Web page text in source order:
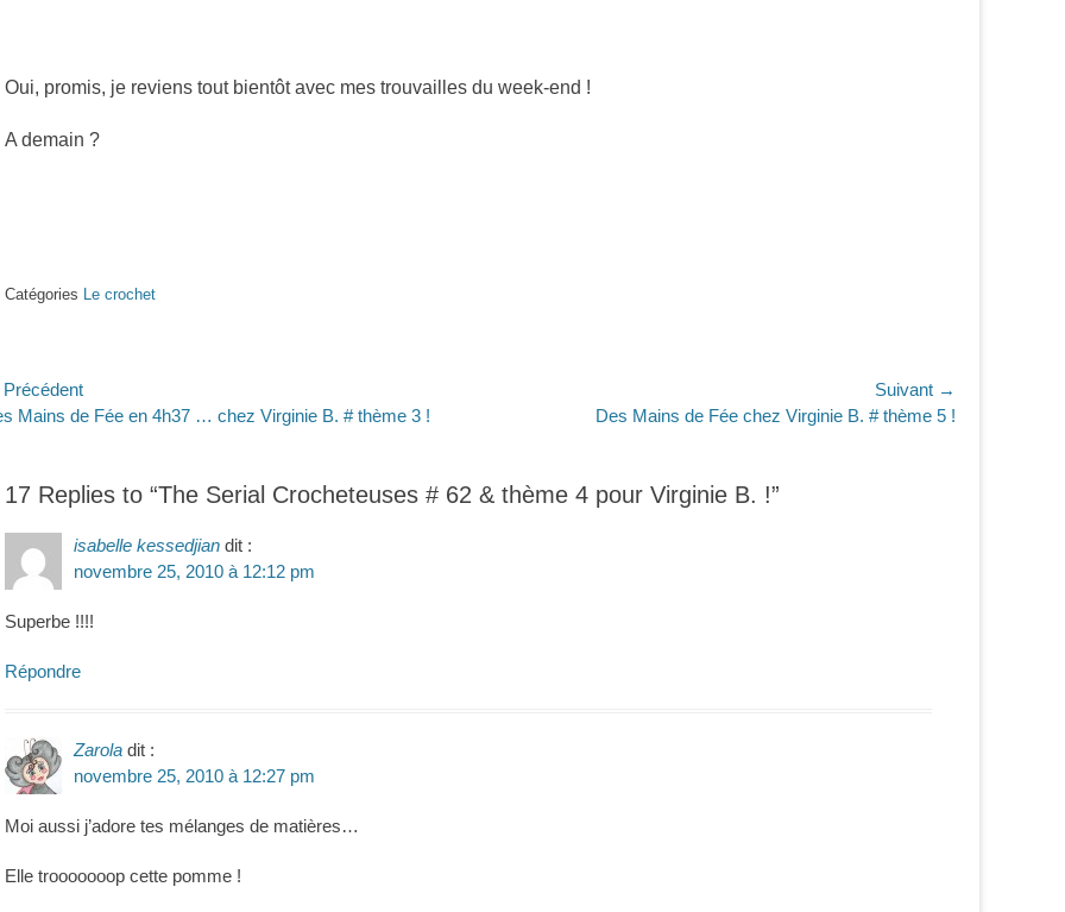
Oui, promis, je reviens tout bientôt avec mes trouvailles du week-end !
A demain ?
Catégories Le crochet
Mains de Fée en 4h37 … chez Virginie B. # thème 3 !
Suivant →
Des Mains de Fée chez Virginie B. # thème 5 !
17 Replies to “The Serial Crocheteuses # 62 & thème 4 pour Virginie B. !”
isabelle kessedjian dit :
novembre 25, 2010 à 12:12 pm
Superbe !!!!
Répondre
Zarola dit :
novembre 25, 2010 à 12:27 pm
Moi aussi j’adore tes mélanges de matières…
Elle trooooooop cette pomme !